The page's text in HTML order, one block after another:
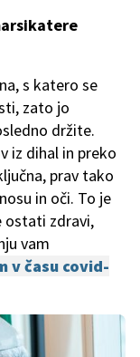
s katero se
zato jo
držite.
iz dihal in preko
prav tako
in oči. To je
ostati zdravi,
vam
v času covid-